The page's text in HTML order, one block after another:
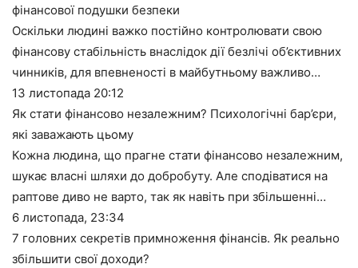
фінансової подушки безпеки
Оскільки людині важко постійно контролювати свою
фінансову стабільність внаслідок дії безлічі об’єктивних
чинників, для впевненості в майбутньому важливо…
13 листопада 20:12
Як стати фінансово незалежним? Психологічні бар’єри,
які заважають цьому
Кожна людина, що прагне стати фінансово незалежним,
шукає власні шляхи до добробуту. Але сподіватися на
раптове диво не варто, так як навіть при збільшенні…
6 листопада, 23:34
7 головних секретів примноження фінансів. Як реально
збільшити свої доходи?